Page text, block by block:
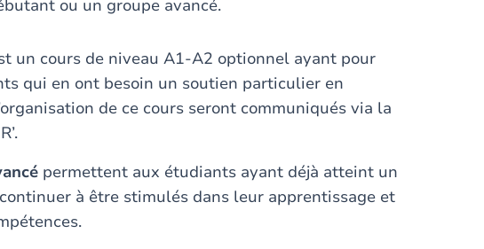
ou un groupe avancé.
un cours de niveau A1-A2 optionnel ayant pour
qui en ont besoin un soutien particulier en
de ce cours seront communiqués via la
permettent aux étudiants ayant déjà atteint un
à être stimulés dans leur apprentissage et